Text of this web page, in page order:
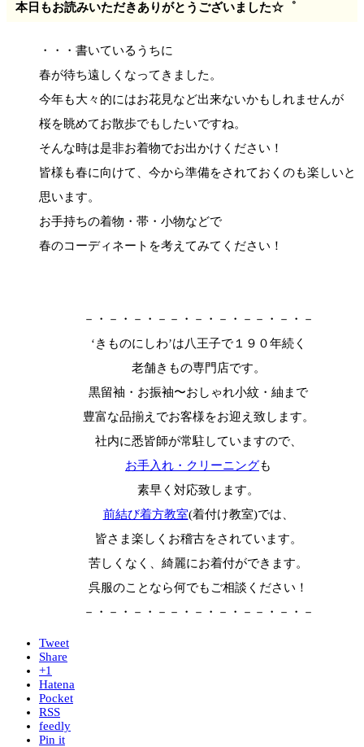
本日もお読みいただきありがとうございました☆゜
・・・書いているうちに
春が待ち遠しくなってきました。
今年も大々的にはお花見など出来ないかもしれませんが
桜を眺めてお散歩でもしたいですね。
そんな時は是非お着物でお出かけください！
皆様も春に向けて、今から準備をされておくのも楽しいと
思います。
お手持ちの着物・帯・小物などで
春のコーディネートを考えてみてください！
－・－・－・－－・－・－・－－・－・－
‘きものにしわ’は八王子で１９０年続く
老舗きもの専門店です。
黒留袖・お振袖〜おしゃれ小紋・紬まで
豊富な品揃えでお客様をお迎え致します。
社内に悉皆師が常駐していますので、
お手入れ・クリーニングも
素早く対応致します。
前結び着方教室(着付け教室)では、
皆さま楽しくお稽古をされています。
苦しくなく、綺麗にお着付ができます。
呉服のことなら何でもご相談ください！
－・－・－・－－・－・－・－－・－・－
Tweet
Share
+1
Hatena
Pocket
RSS
feedly
Pin it